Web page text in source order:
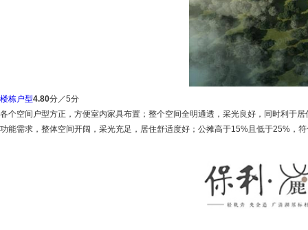
楼栋户型4.80分／5分
各个空间户型方正，方便室内家具布置；整个空间全明通透，采光良好，同时利于
功能需求，整体空间开阔，采光充足，居住舒适度好；公摊高于15%且低于25%，